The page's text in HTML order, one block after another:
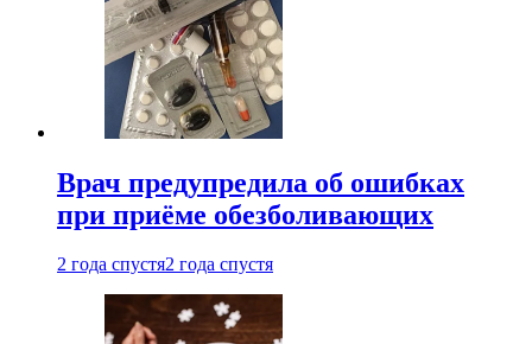
Врач предупредила об ошибках
при приëме обезболивающих
2 года спустя2 года спустя